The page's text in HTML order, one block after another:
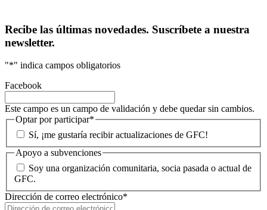
Recibe las últimas novedades. Suscríbete a nuestra
newsletter.
"*" indica campos obligatorios
Facebook
Este campo es un campo de validación y debe quedar sin cambios.
Optar por participar*
Sí, ¡me gustaría recibir actualizaciones de GFC!
Apoyo a subvenciones
Soy una organización comunitaria, socia pasada o actual de
GFC.
Dirección de correo electrónico*